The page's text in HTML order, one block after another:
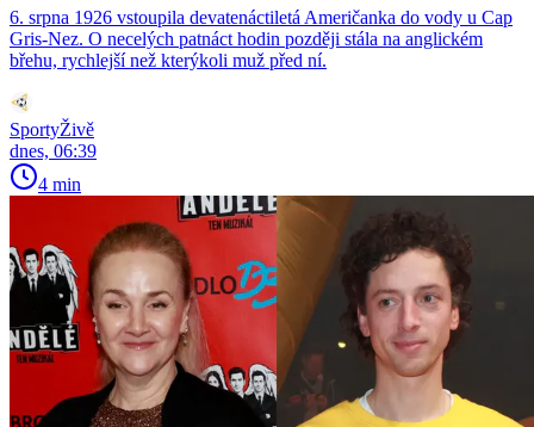
6. srpna 1926 vstoupila devatenáctiletá Američanka do vody u Cap
Gris-Nez. O necelých patnáct hodin později stála na anglickém
břehu, rychlejší než kterýkoli muž před ní.
SportyŽivě
dnes, 06:39
4 min